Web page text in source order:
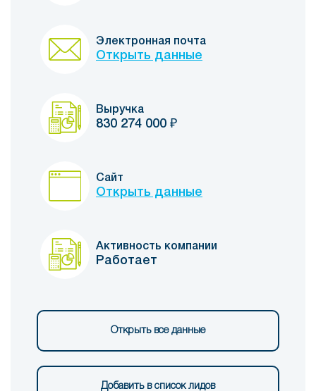
Электронная почта
Открыть данные
Выручка
830 274 000 ₽
Сайт
Открыть данные
Активность компании
Работает
Открыть все данные
Добавить в список лидов